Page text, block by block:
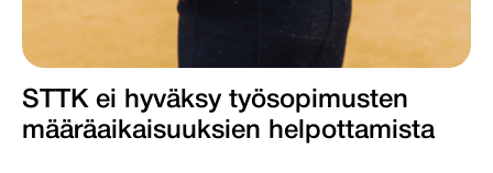
STTK ei hyväksy työsopimusten
määräaikaisuuksien helpottamista